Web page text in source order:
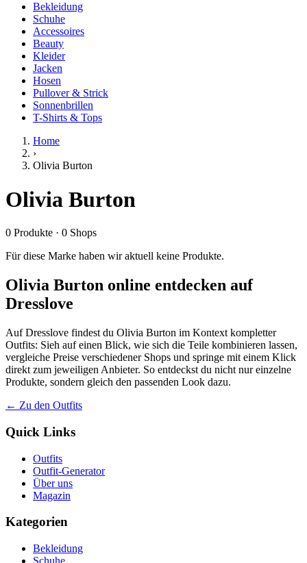
Bekleidung
Schuhe
Accessoires
Beauty
Kleider
Jacken
Hosen
Pullover & Strick
Sonnenbrillen
T-Shirts & Tops
Home
›
Olivia Burton
Olivia Burton
0 Produkte · 0 Shops
Für diese Marke haben wir aktuell keine Produkte.
Olivia Burton online entdecken auf
Dresslove
Auf Dresslove findest du Olivia Burton im Kontext kompletter
Outfits: Sieh auf einen Blick, wie sich die Teile kombinieren lassen,
vergleiche Preise verschiedener Shops und springe mit einem Klick
direkt zum jeweiligen Anbieter. So entdeckst du nicht nur einzelne
Produkte, sondern gleich den passenden Look dazu.
← Zu den Outfits
Quick Links
Outfits
Outfit-Generator
Über uns
Magazin
Kategorien
Bekleidung
Schuhe